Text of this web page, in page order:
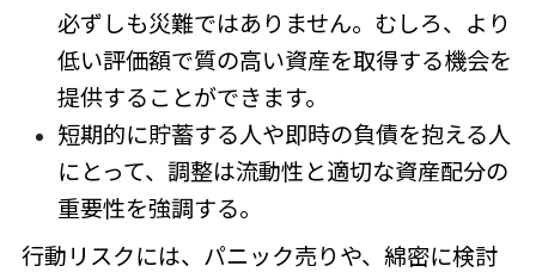
必ずしも災難ではありません。むしろ、より
低い評価額で質の高い資産を取得する機会を
提供することができます。
短期的に貯蓄する人や即時の負債を抱える人
にとって、調整は流動性と適切な資産配分の
重要性を強調する。
行動リスクには、パニック売りや、綿密に検討